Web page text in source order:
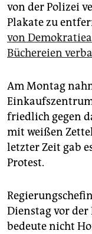
von der Polizei
Plakate zu
von
Büchereien
Am Montag
friedlich gegen
mit weißen
letzter Zeit gab
Protest.
Dienstag vor der
bedeute nicht